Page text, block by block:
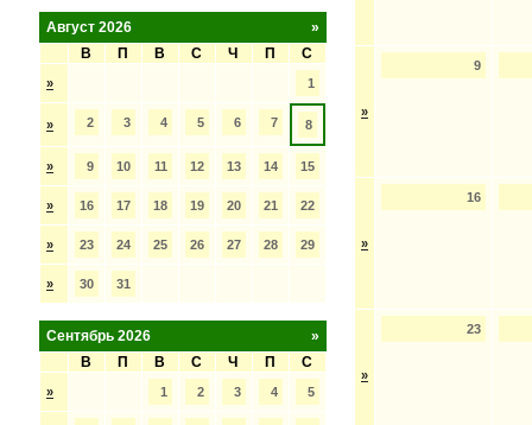
»
Август 2026
В
П В С Ч П С
» 1
» 2 3 4 5 6 7 8
» 9 10 11 12 13 14 15
» 16 17 18 19 20 21 22
» 23 24 25 26 27 28 29
» 30 31
»
Сентябрь 2026
В
П В С Ч П С
» 1 2 3 4 5
»
9
»
16
»
23